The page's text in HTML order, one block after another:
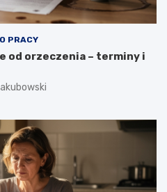
PRACY
od orzeczenia – terminy i